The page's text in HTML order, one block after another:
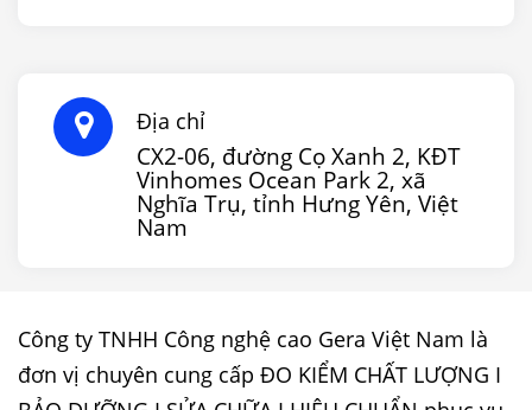
Địa chỉ
CX2-06, đường Cọ Xanh 2, KĐT
Vinhomes Ocean Park 2, xã
Nghĩa Trụ, tỉnh Hưng Yên, Việt
Nam
Công ty TNHH Công nghệ cao Gera Việt Nam là
đơn vị chuyên cung cấp ĐO KIỂM CHẤT LƯỢNG I